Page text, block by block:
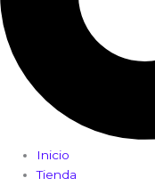
Inicio
Tienda